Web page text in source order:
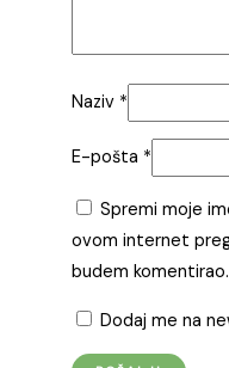
Naziv *
E-pošta *
Spremi moje
ovom internet
budem komentirao.
Dodaj me na